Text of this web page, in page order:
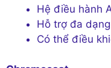
Hệ điều hành
Hỗ trợ đa
Có thể điều